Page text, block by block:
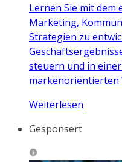
Lernen Sie mit
Marketing,
Strategien zu
steuern und in
markenorientierten
Weiterlesen
Gesponsert